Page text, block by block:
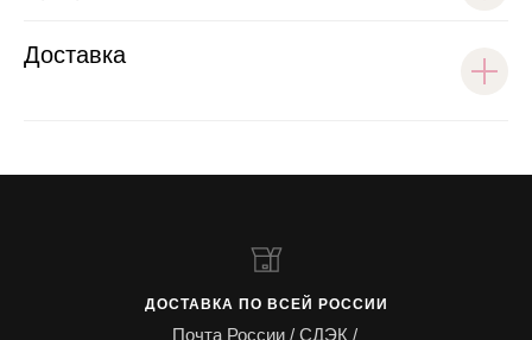
Доставка
ДОСТАВКА ПО ВСЕЙ РОССИИ
Почта России / СДЭК /